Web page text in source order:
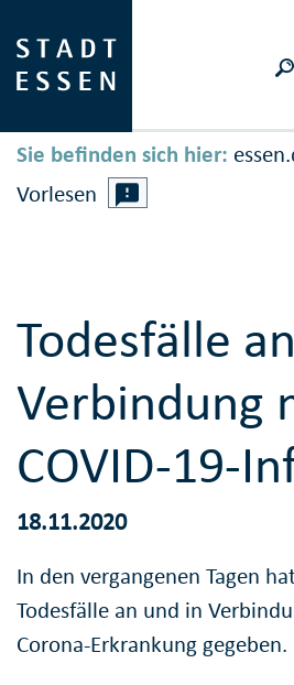
Sie befinden sich hier:
Vorlesen
Todesfälle
Verbindung
COVID-19-
18.11.2020
In den vergangenen Tagen
Todesfälle an und in
Corona-Erkrankung gegeben.